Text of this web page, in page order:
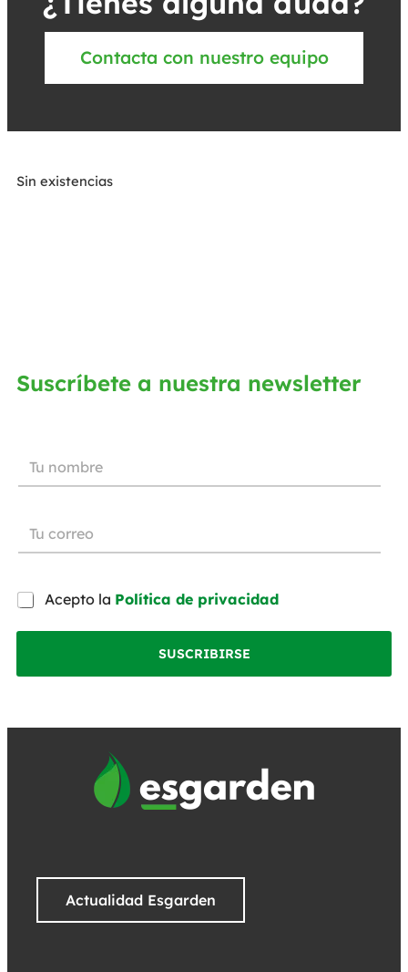
Contacta con nuestro equipo
Sin existencias
Suscríbete a nuestra newsletter
Acepto la Política de privacidad
SUSCRIBIRSE
Actualidad Esgarden